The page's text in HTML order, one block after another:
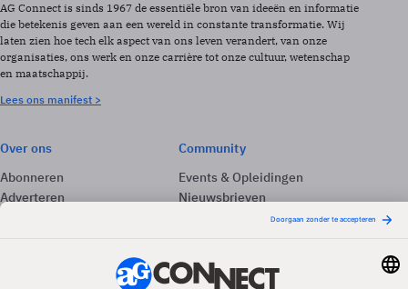
AG Connect is sinds 1967 de essentiële bron van ideeën en informatie
die betekenis geven aan een wereld in constante transformatie. Wij
laten zien hoe tech elk aspect van ons leven verandert, van onze
organisaties, ons werk en onze carrière tot onze cultuur, wetenschap
en maatschappij.
Lees ons manifest >
Over ons
Abonneren
Adverteren
Community
Events & Opleidingen
Nieuwsbrieven